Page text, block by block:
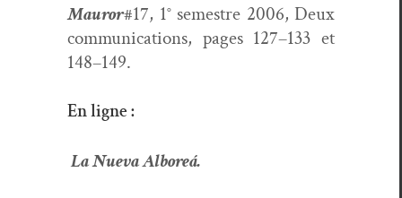
Mau­ror#17, 1° semes­tre 2006, Deux
com­mu­ni­ca­tions, pages 127–133 et
148–149.
En ligne :
La Nue­va Alboreá.